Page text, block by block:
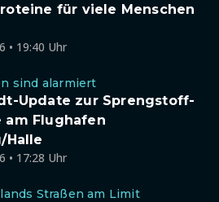
für viele Menschen
• 19:40 Uhr
sind alarmiert
Update zur Sprengstoff-
am Flughafen
Halle
• 17:28 Uhr
Straßen am Limit